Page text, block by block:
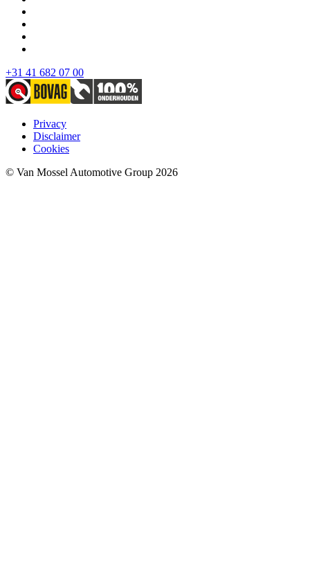
+31 41 682 07 00
Privacy
Disclaimer
Cookies
© Van Mossel Automotive Group 2026